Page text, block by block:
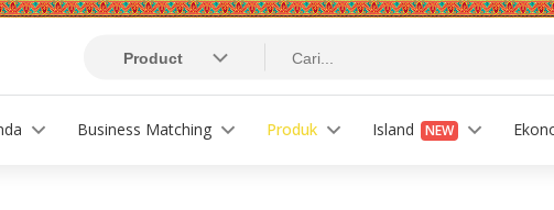
Business Matching Produk Island NEW